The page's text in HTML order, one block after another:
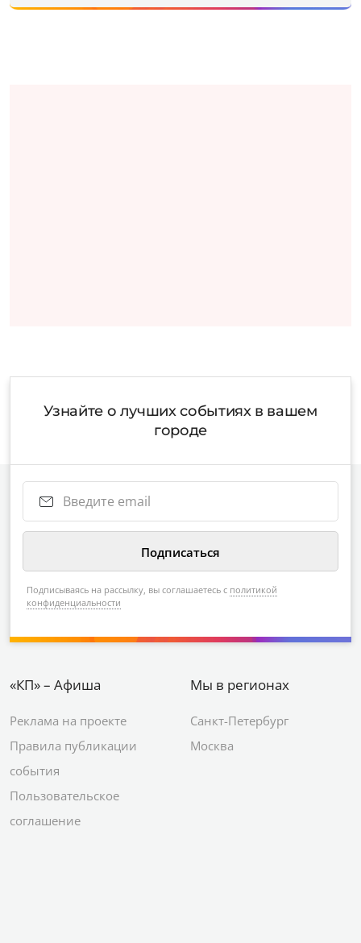
Узнайте о лучших событиях в вашем
городе
Подписываясь на рассылку, вы соглашаетесь с политикой
конфиденциальности
«КП» – Афиша
Реклама на проекте
Правила публикации
события
Пользовательское
соглашение
Мы в регионах
Санкт-Петербург
Москва